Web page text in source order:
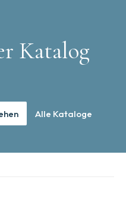
Katalog
Alle Kataloge